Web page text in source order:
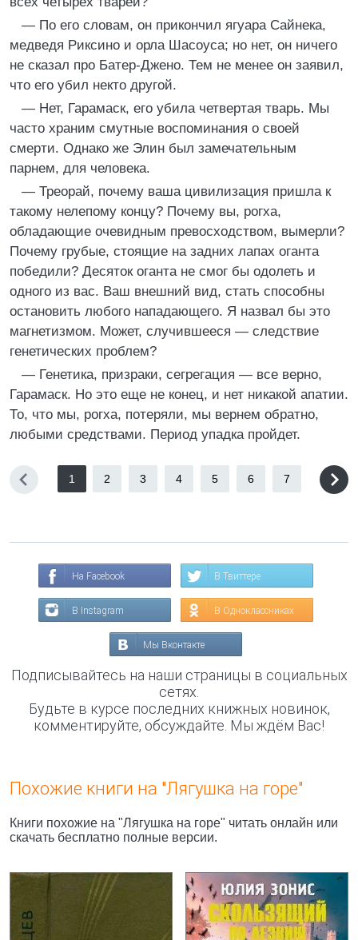
— По его словам, он прикончил ягуара Сайнека,
медведя Риксино и орла Шасоуса; но нет, он ничего
не сказал про Батер-Джено. Тем не менее он заявил,
что его убил некто другой.
— Нет, Гарамаск, его убила четвертая тварь. Мы
часто храним смутные воспоминания о своей
смерти. Однако же Элин был замечательным
парнем, для человека.
— Треорай, почему ваша цивилизация пришла к
такому нелепому концу? Почему вы, рогха,
обладающие очевидным превосходством, вымерли?
Почему грубые, стоящие на задних лапах оганта
победили? Десяток оганта не смог бы одолеть и
одного из вас. Ваш внешний вид, стать способны
остановить любого нападающего. Я назвал бы это
магнетизмом. Может, случившееся — следствие
генетических проблем?
— Генетика, призраки, сегрегация — все верно,
Гарамаск. Но это еще не конец, и нет никакой апатии.
То, что мы, рогха, потеряли, мы вернем обратно,
любыми средствами. Период упадка пройдет.
1 2 3 4 5 6 7
На Facebook В Твиттере
В Instagram В Одноклассниках
Мы Вконтакте
Подписывайтесь на наши страницы в социальных
сетях.
Будьте в курсе последних книжных новинок,
комментируйте, обсуждайте. Мы ждём Вас!
Похожие книги на "Лягушка на горе"
Книги похожие на "Лягушка на горе" читать онлайн или
скачать бесплатно полные версии.